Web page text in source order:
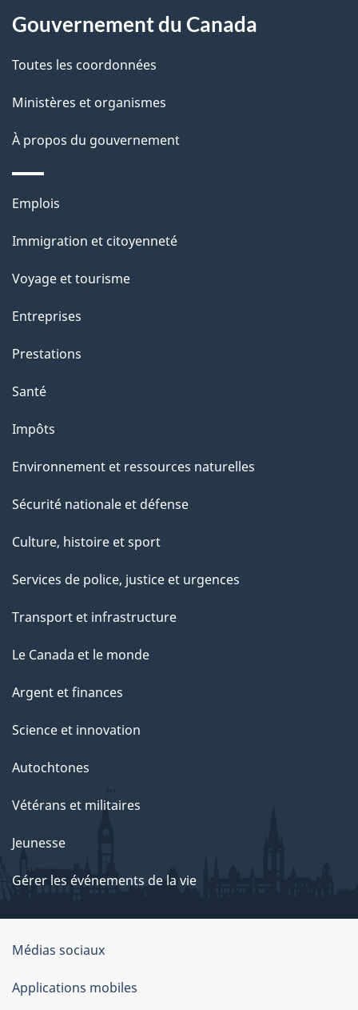
d
e
p
a
site
Gouvernement du Canada
Toutes les coordonnées
Ministères et organismes
À propos du gouvernement
Thèmes
sujets
Emplois
Immigration et citoyenneté
Voyage et tourisme
Entreprises
Prestations
Santé
Impôts
Environnement et ressources naturelles
Sécurité nationale et défense
Culture, histoire et sport
Services de police, justice et urgences
Transport et infrastructure
Le Canada et le monde
Argent et finances
Science et innovation
Autochtones
Vétérans et militaires
Jeunesse
Gérer les événements de la vie
Organisation
du
gouvernement
Médias sociaux
Applications mobiles